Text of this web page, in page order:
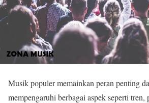
Musik populer memainkan peran penting
mempengaruhi berbagai aspek seperti tren,